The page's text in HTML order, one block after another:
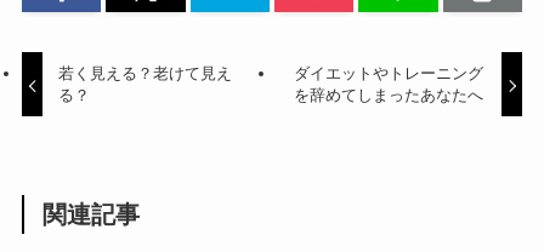
若く見える？老けて見え
る？
ダイエットやトレーニング
を辞めてしまったあなたへ
関連記事